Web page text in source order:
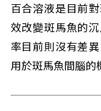
百合溶液是目前
效改變斑馬魚的
率目前則沒有差
用於斑馬魚間腦的